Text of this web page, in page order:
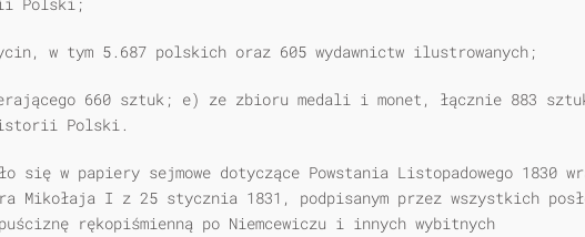
w tym 5.687 polskich oraz 605 wydawnictw ilustro­wanych;
660 sztuk; e) ze zbioru medali i monet, łącznie 883
Polski.
się w papiery sejmowe dotyczące Powstania Listopadowego 1830
Mikołaja I z 25 stycznia 1831, podpisanym przez wszystkich
rękopiśmienną po Niemcewiczu i innych wybitnych